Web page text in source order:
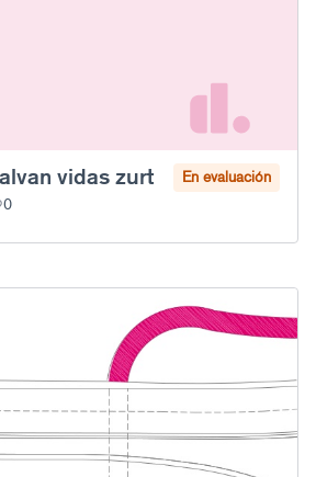
vidas zurt
En evaluación
0